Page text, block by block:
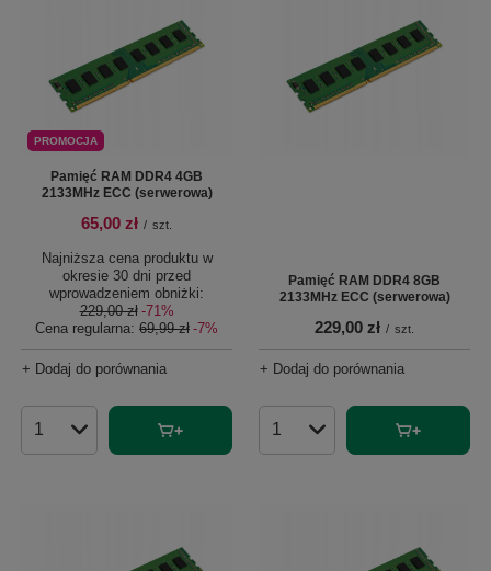
PROMOCJA
Pamięć RAM DDR4 4GB
2133MHz ECC (serwerowa)
65,00 zł / szt.
Najniższa cena produktu w
okresie 30 dni przed
wprowadzeniem obniżki:
229,00 zł -71%
Cena regularna: 69,99 zł -7%
+ Dodaj do porównania
Ilość produktów
Pamięć RAM DDR4 8GB
2133MHz ECC (serwerowa)
229,00 zł / szt.
+ Dodaj do porównania
Ilość produktów